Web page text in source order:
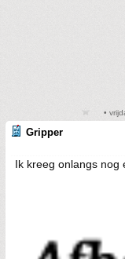
•
Gripper
Ik kreeg onlangs nog